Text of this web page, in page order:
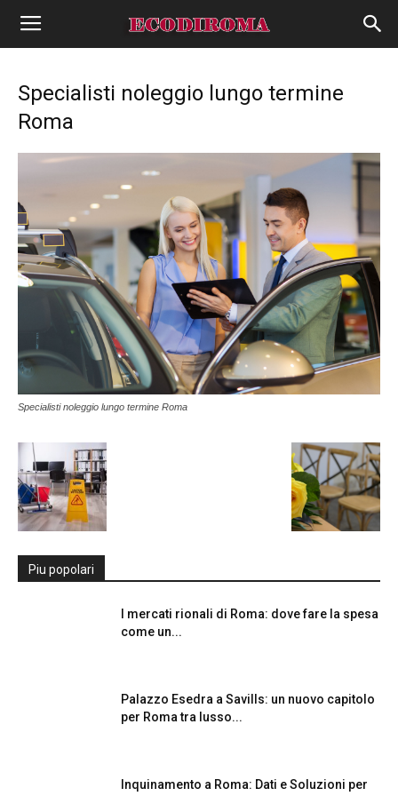
Specialisti noleggio lungo termine
Roma
Specialisti noleggio lungo termine Roma
Piu popolari
I mercati rionali di Roma: dove fare la spesa
come un...
Palazzo Esedra a Savills: un nuovo capitolo
per Roma tra lusso...
Inquinamento a Roma: Dati e Soluzioni per